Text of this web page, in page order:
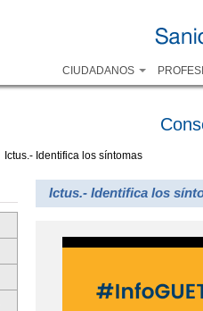
CIUDADANOS
Ictus.- Identifica los síntomas
Ictus.- Identifica los